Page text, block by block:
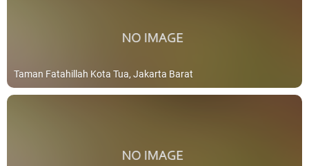
Taman Fatahillah Kota Tua, Jakarta Barat